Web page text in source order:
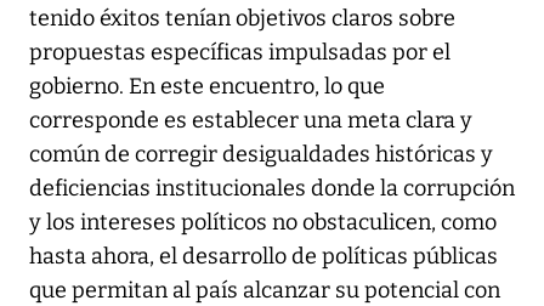
tenido éxitos tenían objetivos claros sobre
propuestas específicas impulsadas por el
gobierno. En este encuentro, lo que
corresponde es establecer una meta clara y
común de corregir desigualdades históricas y
deficiencias institucionales donde la corrupción
y los intereses políticos no obstaculicen, como
hasta ahora, el desarrollo de políticas públicas
que permitan al país alcanzar su potencial con